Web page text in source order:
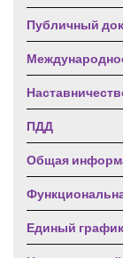
Публичный
ПДД
Общая
Единый